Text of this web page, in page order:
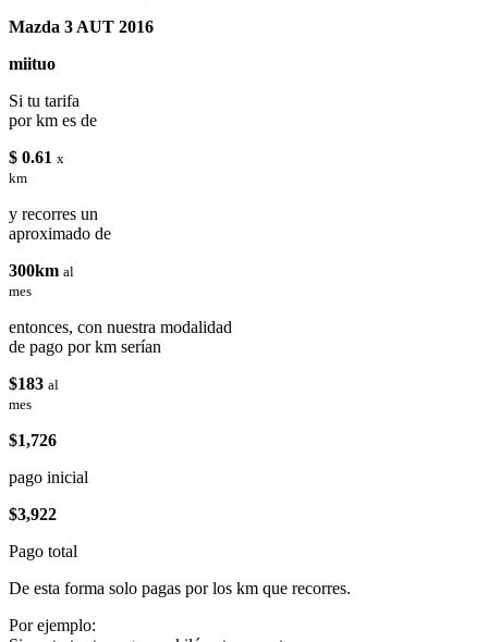
Mazda 3 AUT 2016
miituo
Si tu tarifa
por km es de
$ 0.61 x
km
y recorres un
aproximado de
300km al
mes
entonces, con nuestra modalidad
de pago por km serían
$183 al
mes
$1,726
pago inicial
$3,922
Pago total
De esta forma solo pagas por los km que recorres.
Por ejemplo: